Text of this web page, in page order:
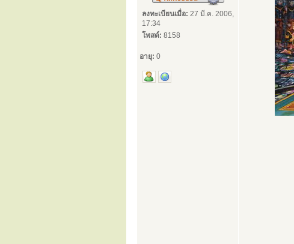
ลงทะเบียนเมื่อ: 27 มี.ค. 2006,
17:34
โพสต์: 8158
อายุ: 0